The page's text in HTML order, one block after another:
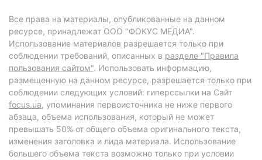
Все права на материалы, опубликованные на данном
ресурсе, принадлежат ООО "ФОКУС МЕДИА".
Использование материалов разрешается только при
соблюдении требований, описанных в разделе "Правила
пользования сайтом". Использовать информацию,
размещенную на данном ресурсе, разрешается только при
соблюдении следующих условий: гиперссылки на Сайт
focus.ua, упоминания первоисточника не ниже первого
абзаца, объема использования, который не может
превышать 50% от общего объема оригинального текста,
изменения заголовка и лида материала. Использование
большего объема текста возможно только при условии